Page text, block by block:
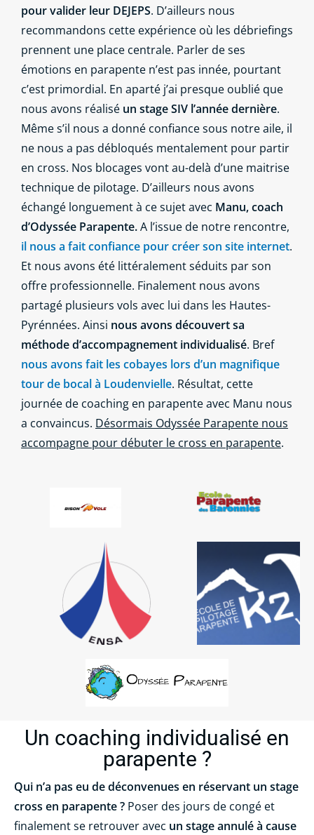
pour valider leur DEJEPS. D’ailleurs nous
recommandons cette expérience où les débriefings
prennent une place centrale. Parler de ses
émotions en parapente n’est pas innée, pourtant
c’est primordial. En aparté j’ai presque oublié que
nous avons réalisé un stage SIV l’année dernière.
Même s’il nous a donné confiance sous notre aile, il
ne nous a pas débloqués mentalement pour partir
en cross. Nos blocages vont au-delà d’une maitrise
technique de pilotage. D’ailleurs nous avons
échangé longuement à ce sujet avec Manu, coach
d’Odyssée Parapente.A l’issue de notre rencontre,
il nous a fait confiance pour créer son site internet.
Et nous avons été littéralement séduits par son
offre professionnelle. Finalement nous avons
partagé plusieurs vols avec lui dans les Hautes-
Pyrénnées. Ainsi nous avons découvert sa
méthode d’accompagnement individualisé. Bref
nous avons fait les cobayes lors d’un magnifique
tour de bocal à Loudenvielle. Résultat, cette
journée de coaching en parapente avec Manu nous
a convaincus. Désormais Odyssée Parapente nous
accompagne pour débuter le cross en parapente.
Un coaching individualisé en
parapente ?
Qui n’a pas eu de déconvenues en réservant un stage
cross en parapente ? Poser des jours de congé et
finalement se retrouver avec un stage annulé à cause